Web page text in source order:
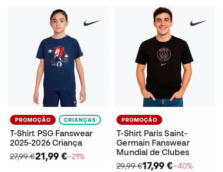
PROMOÇÃO CRIANÇAS
T-Shirt PSG Fanswear
2025-2026 Criança
27,99 €21,99 €−21%
PROMOÇÃO
T-Shirt Paris Saint-
Germain Fanswear
Mundial de Clubes
29,99 €17,99 €−40%